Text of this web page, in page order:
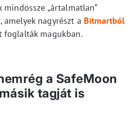
„ártalmatlan”
nagyrészt a Bitmartból
magukban.
a SafeMoon
tagját is